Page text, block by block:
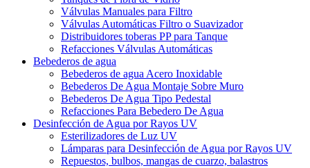
Válvulas Manuales para Filtro
Válvulas Automáticas Filtro o Suavizador
Distribuidores toberas PP para Tanque
Refacciones Válvulas Automáticas
Bebederos de agua
Bebederos de agua Acero Inoxidable
Bebederos De Agua Montaje Sobre Muro
Bebederos De Agua Tipo Pedestal
Refacciones Para Bebedero De Agua
Desinfección de Agua por Rayos UV
Esterilizadores de Luz UV
Lámparas para Desinfección de Agua por Rayos UV
Repuestos, bulbos, mangas de cuarzo, balastros